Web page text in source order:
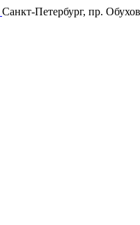
Санкт-Петербург, пр.